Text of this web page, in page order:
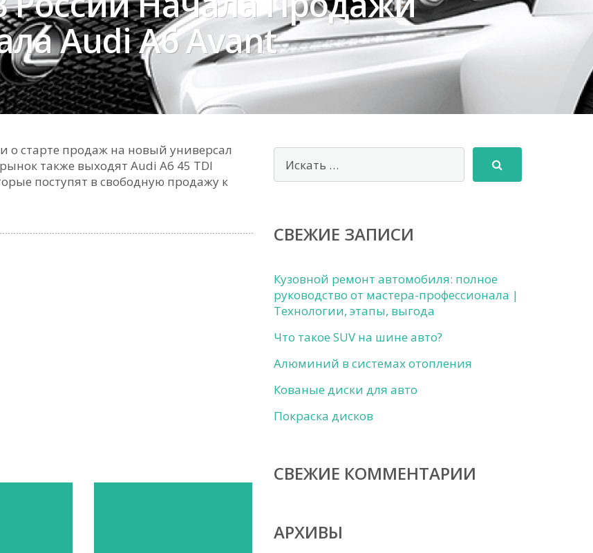
Audi A6 Avant
о старте продаж на новый универсал
также выходят Audi A6 45 TDI
поступят в свободную продажу к
СВЕЖИЕ ЗАПИСИ
Кузовной ремонт автомобиля: полное
руководство от мастера-профессионала |
Технологии, этапы, выгода
Что такое SUV на шине авто?
Алюминий в системах отопления
Кованые диски для авто
Покраска дисков
СВЕЖИЕ КОММЕНТАРИИ
АРХИВЫ